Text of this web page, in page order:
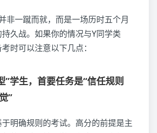
非一蹴而就，而是一场历时五个月
久战。如果你的情况与Y同学类
时可以注意以下几点：
”学生，首要任务是“信任规则
”
明确规则的考试。高分的前提是主